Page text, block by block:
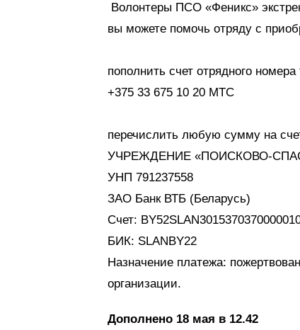
Волонтеры ПСО «Феникс»
вы можете помочь отряду с
пополнить счет отрядного
+375 33 675 10 20 МТС
перечислить любую сумму на
УЧРЕЖДЕНИЕ «ПОИСКОВО-
УНП 791237558
ЗАО Банк ВТБ (Беларусь)
Счет:
БИК: SLANBY22
Назначение платежа:
организации.
Дополнено 18 мая в 12.42